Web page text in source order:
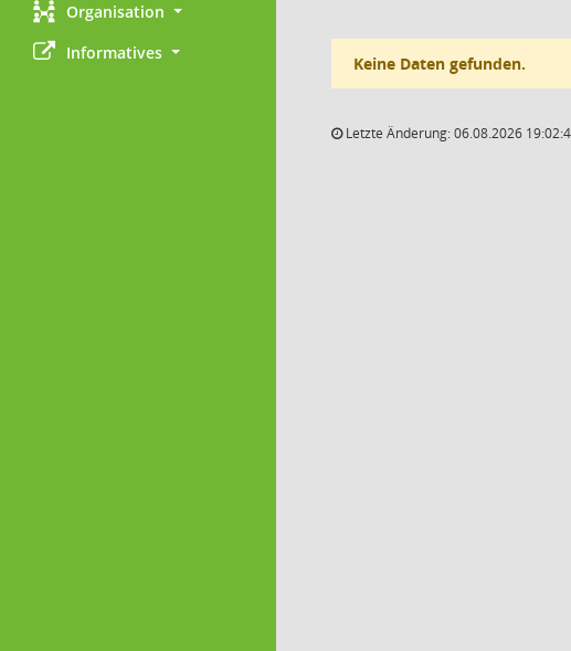
Organisation
Informatives
Keine Daten gefunden.
Letzte Änderung: 06.08.2026